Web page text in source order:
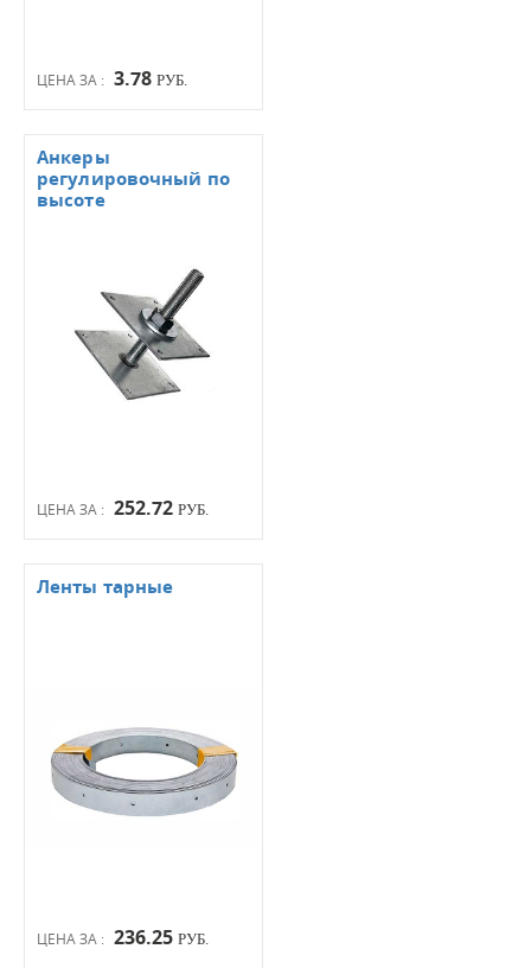
ЦЕНА ЗА : 3.78 РУБ.
ЦЕНА ЗА : 252.72 РУБ.
Анкеры
регулировочный по
высоте
ЦЕНА ЗА : 236.25 РУБ.
Ленты тарные